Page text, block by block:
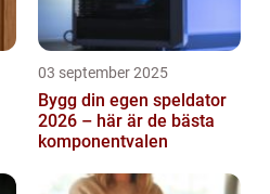
03 september 2025
Bygg din egen speldator
2026 – här är de bästa
komponentvalen